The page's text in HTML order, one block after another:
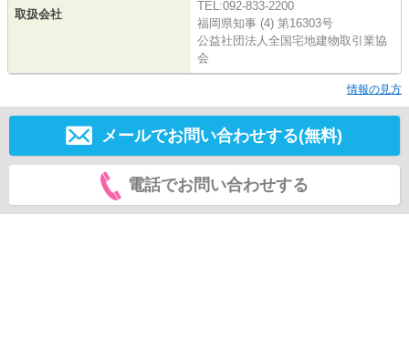
取扱会社
TEL:092-833-2200
福岡県知事 (4) 第16303号
公益社団法人全国宅地建物取引業協
会
情報の見方
メールでお問い合わせする(無料)
電話でお問い合わせする